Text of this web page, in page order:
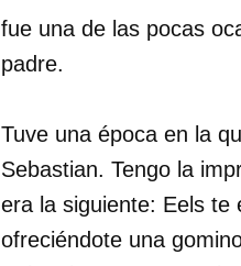
fue una de las pocas
padre.
Tuve una época en la
Sebastian. Tengo la
era la siguiente: Eels te
ofreciéndote una